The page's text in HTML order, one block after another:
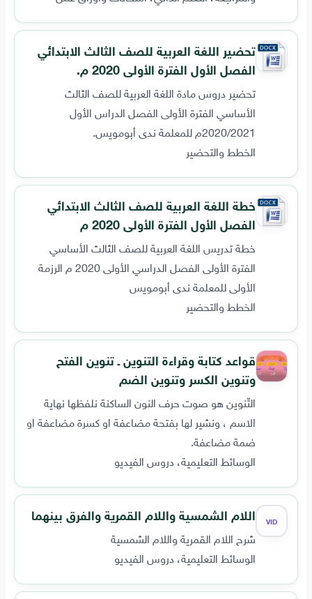
تحضير اللغة العربية للصف الثالث الابتدائي
الفصل الأول الفترة الأولى 2020 م.
تحضير دروس مادة اللغة العربية للصف الثالث
الأساسي الفترة الأولى الفصل الدراس الأول
2020/2021م للمعلمة ندى أبومويس.
الخطط والتحضير
خطة اللغة العربية للصف الثالث الابتدائي
الفصل الأول الفترة الأولى 2020 م
خطة تدريس اللغة العربية للصف الثالث الأساسي
الفترة الأولى الفصل الدراسي الأولى 2020 م الرزمة
الأولى للمعلمة ندى أبومويس
الخطط والتحضير
قواعد كتابة وقراءة التنوين ـ تنوين الفتح
وتنوين الكسر وتنوين الضم
التّنوين هو صوت حرف النون الساكنة نلفظها نهاية
الاسم ، ونشير لها بفتحة مضاعفة او كسرة مضاعفة او
ضمة مضاعفة.
الوسائط التعليمية، دروس الفيديو
VID اللام الشمسية واللام القمرية والفرق بينهما
شرح اللام القمرية واللام الشمسية
الوسائط التعليمية، دروس الفيديو